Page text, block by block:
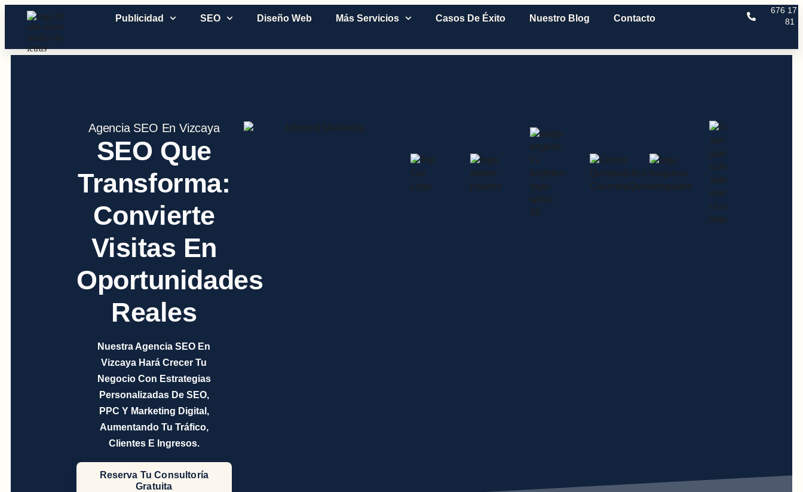
Publicidad SEO Diseño Web Más Servicios Casos De Éxito Nuestro Blog Contacto
676 17
81
Agencia SEO En Vizcaya
SEO Que
Transforma:
Convierte
Visitas En
Oportunidades
Reales
Nuestra Agencia SEO En
Vizcaya Hará Crecer Tu
Negocio Con Estrategias
Personalizadas De SEO,
PPC Y Marketing Digital,
Aumentando Tu Tráfico,
Clientes E Ingresos.
Reserva Tu Consultoría
Gratuita